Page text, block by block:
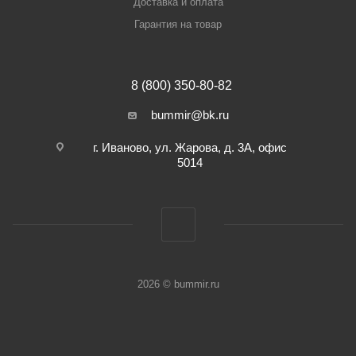
Гарантия на товар
8 (800) 350-80-82
bummir@bk.ru
г. Иваново, ул. Жарова, д. 3А, офис
5014
2026 © bummir.ru